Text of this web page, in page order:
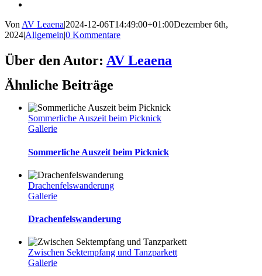
Von AV Leaena|2024-12-06T14:49:00+01:00Dezember 6th,
2024|Allgemein|0 Kommentare
Facebook
Twitter
Reddit
LinkedIn
WhatsApp
Tumblr
Pinterest
Vk
E-
Mail
Über den Autor: AV Leaena
Ähnliche Beiträge
Sommerliche Auszeit beim Picknick
Gallerie
Sommerliche Auszeit beim Picknick
Drachenfelswanderung
Gallerie
Drachenfelswanderung
Zwischen Sektempfang und Tanzparkett
Gallerie